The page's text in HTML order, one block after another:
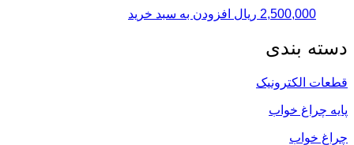
2,500,000 ریال افزودن به سبد خرید
دسته بندی
قطعات الکترونیک
پایه چراغ خواب
چراغ خواب